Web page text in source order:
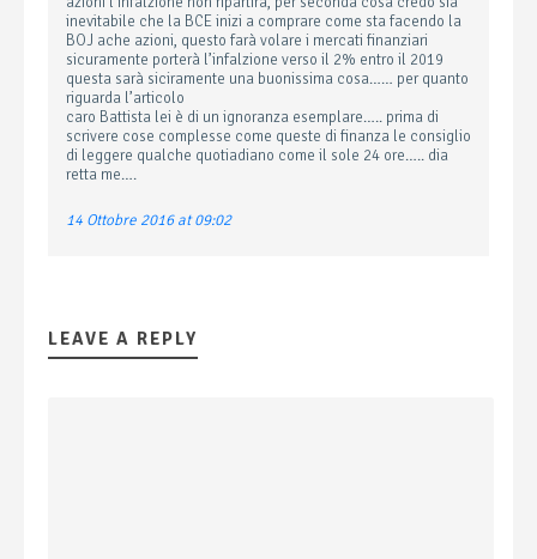
inevitabile che la BCE inizi a comprare come sta facendo la
BOJ ache azioni, questo farà volare i mercati finanziari
sicuramente porterà l’infalzione verso il 2% entro il 2019
questa sarà siciramente una buonissima cosa…… per quanto
riguarda l’articolo
caro Battista lei è di un ignoranza esemplare….. prima di
scrivere cose complesse come queste di finanza le consiglio
di leggere qualche quotiadiano come il sole 24 ore….. dia
retta me….
14 Ottobre 2016 at 09:02
LEAVE A REPLY